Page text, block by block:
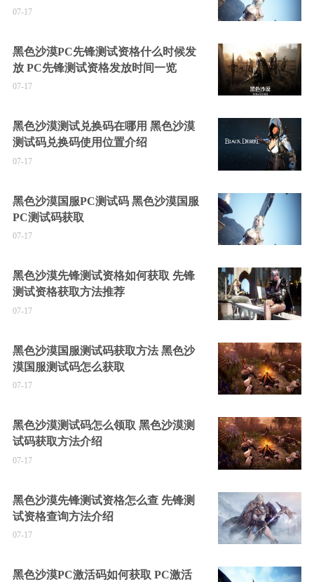
07-17
黑色沙漠PC先锋测试资格什么时候发
放 PC先锋测试资格发放时间一览
07-17
黑色沙漠测试兑换码在哪用 黑色沙漠
测试码兑换码使用位置介绍
07-17
黑色沙漠国服PC测试码 黑色沙漠国服
PC测试码获取
07-17
黑色沙漠先锋测试资格如何获取 先锋
测试资格获取方法推荐
07-17
黑色沙漠国服测试码获取方法 黑色沙
漠国服测试码怎么获取
07-17
黑色沙漠测试码怎么领取 黑色沙漠测
试码获取方法介绍
07-17
黑色沙漠先锋测试资格怎么查 先锋测
试资格查询方法介绍
07-17
黑色沙漠PC激活码如何获取 PC激活